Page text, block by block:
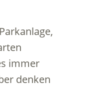
immer
denken